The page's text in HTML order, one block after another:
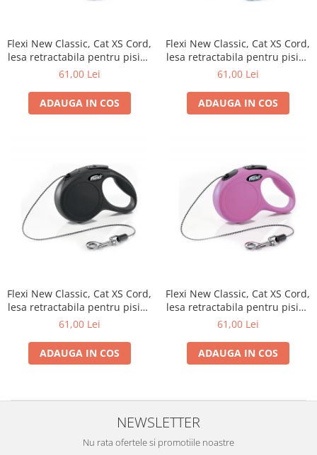
Flexi New Classic, Cat XS Cord,
lesa retractabila pentru pisici,
3m, rosie
61,00 Lei
ADAUGA IN COS
Flexi New Classic, Cat XS Cord,
lesa retractabila pentru pisici,
3m, albastra
61,00 Lei
ADAUGA IN COS
Flexi New Classic, Cat XS Cord,
lesa retractabila pentru pisici,
3m, neagra
61,00 Lei
ADAUGA IN COS
Flexi New Classic, Cat XS Cord,
lesa retractabila pentru pisici,
3m, roz
61,00 Lei
ADAUGA IN COS
NEWSLETTER
Nu rata ofertele si promotiile noastre